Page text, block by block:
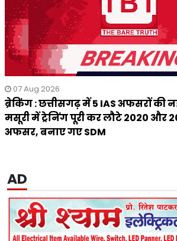
07 Aug 2026
ब्रेकिंग : छत्तीसगढ़ में 5 IAS अफसरों की
मसूरी में ट्रेनिंग पूरी कर लौटे 2020 और
अफसर, बनाए गए SDM
AD